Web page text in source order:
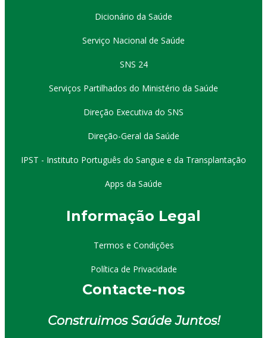
Dicionário da Saúde
Serviço Nacional de Saúde
SNS 24
Serviços Partilhados do Ministério da Saúde
Direção Executiva do SNS
Direção-Geral da Saúde
IPST - Instituto Português do Sangue e da Transplantação
Apps da Saúde
Informação Legal
Termos e Condições
Política de Privacidade
Contacte-nos
Construimos Saúde Juntos!